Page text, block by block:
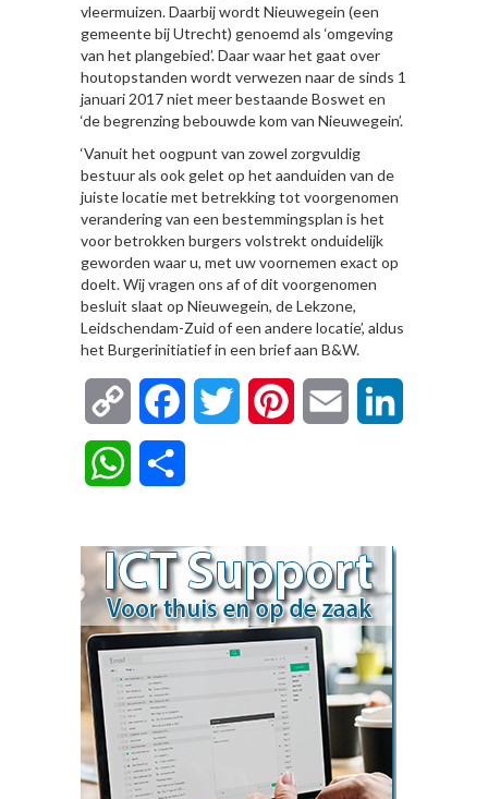
vleermuizen. Daarbij wordt Nieuwegein (een
gemeente bij Utrecht) genoemd als ‘omgeving
van het plangebied’. Daar waar het gaat over
houtopstanden wordt verwezen naar de sinds 1
januari 2017 niet meer bestaande Boswet en
‘de begrenzing bebouwde kom van Nieuwegein’.
‘Vanuit het oogpunt van zowel zorgvuldig
bestuur als ook gelet op het aanduiden van de
juiste locatie met betrekking tot voorgenomen
verandering van een bestemmingsplan is het
voor betrokken burgers volstrekt onduidelijk
geworden waar u, met uw voornemen exact op
doelt. Wij vragen ons af of dit voorgenomen
besluit slaat op Nieuwegein, de Lekzone,
Leidschendam-Zuid of een andere locatie’, aldus
het Burgerinitiatief in een brief aan B&W.
Copy
Link
FacebookTwitter Pinterest Email
WhatsApp